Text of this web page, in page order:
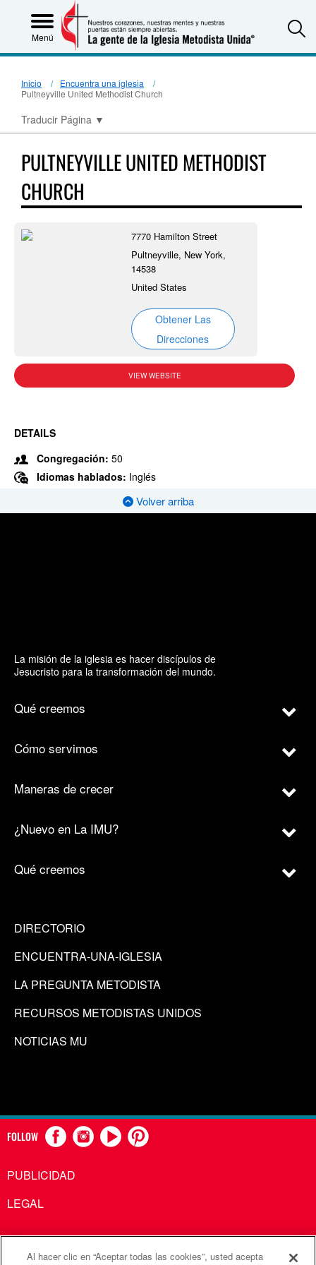
Menú
Inicio
Encuentra una iglesia
Pultneyville United Methodist Church
Traducir Página ▼
PULTNEYVILLE UNITED METHODIST
CHURCH
7770 Hamilton Street
Pultneyville, New York,
14538
United States
Obtener Las
Direcciones
VIEW WEBSITE
DETAILS
Congregación: 50
Idiomas hablados: Inglés
Volver arriba
La misión de la iglesia es hacer discípulos de
Jesucristo para la transformación del mundo.
Qué creemos
Cómo servimos
Maneras de crecer
¿Nuevo en La IMU?
Qué creemos
DIRECTORIO
ENCUENTRA-UNA-IGLESIA
LA PREGUNTA METODISTA
RECURSOS METODISTAS UNIDOS
NOTICIAS MU
FOLLOW
PUBLICIDAD
LEGAL
Al hacer clic en “Aceptar todas las cookies”, usted acepta